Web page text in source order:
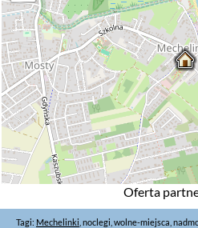
Oferta
Tagi: Mechelinki , noclegi, wolne-miejsca,